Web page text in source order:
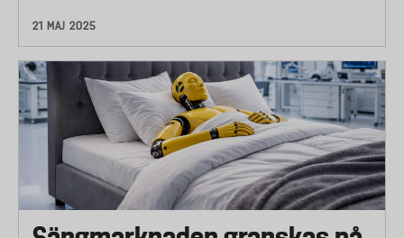
21 MAJ 2025